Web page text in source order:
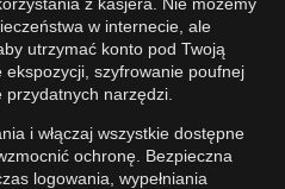
w internecie, ale
utrzymać konto pod Twoją
szyfrowanie poufnej
narzędzi.
i włączaj wszystkie dostępne
ochronę. Bezpieczna
logowania, wypełniania